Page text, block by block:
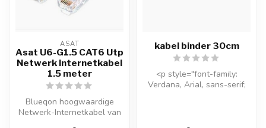
ASAT
Asat U6-G1.5 CAT6 Utp
Netwerk Internetkabel
1.5 meter
Blueqon hoogwaardige
Netwerk-Internetkabel van
kabel binder 30cm
<p style="font-family:
Verdana, Arial, sans-serif;